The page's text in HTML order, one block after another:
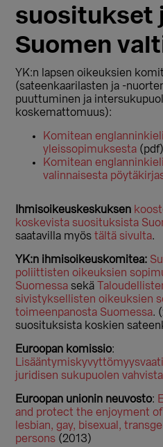
suositukset
Suomen
YK:n lapsen oikeuksien
(sateenkaarilasten ja -
puuttuminen ja
koskemattomuus):
Komitean
yleissopimuksesta (pdf)
Komitean
valinnaisesta
Ihmisoikeuskeskuksen
koskevista suosituksista
saatavilla myöstältä sivulta.
YK:n ihmisoikeuskomitea:
poliittisten oikeuksien
Suomessa sekä
sivistyksellisten oikeuksien
toimeenpanosta Suomessa.
suosituksista koskien
Euroopan komissio:
juridisen sukupuolen
Euroopan unionin neuvosto:
and protect the enjoyment
lesbian, gay, bisexual,
persons (2013)